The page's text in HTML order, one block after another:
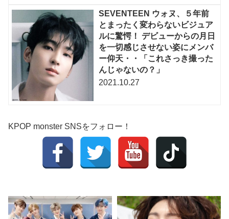
SEVENTEEN ウォヌ、５年前
とまったく変わらないビジュア
ルに驚愕！ デビューからの月日
を一切感じさせない姿にメンバ
ー仰天・・「これさっき撮った
んじゃないの？」
2021.10.27
KPOP monster SNSをフォロー！